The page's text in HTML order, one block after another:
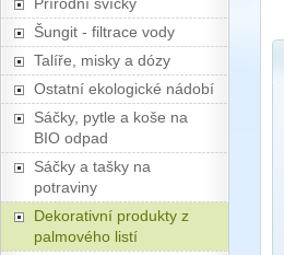
Šungit - filtrace vody
Talíře, misky a dózy
Ostatní ekologické nádobí
Sáčky, pytle a koše na
BIO odpad
Sáčky a tašky na
potraviny
Dekorativní produkty z
palmového listí